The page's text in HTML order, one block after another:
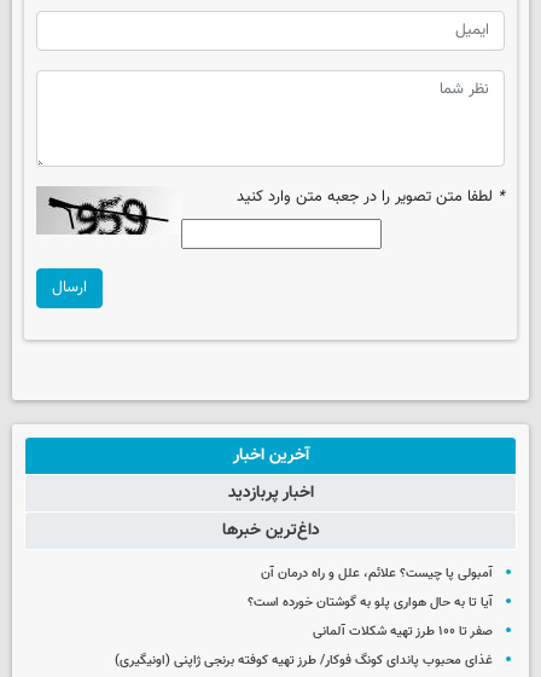
* لطفا متن تصویر را در جعبه متن وارد کنید
ارسال
آخرین اخبار
اخبار پربازدید
داغ‌ترین خبرها
آمبولی پا چیست؟ علائم، علل و راه درمان آن
آیا تا به حال هواری پلو به گوشتان خورده است؟
صفر تا ۱۰۰ طرز تهیه شکلات آلمانی
غذای محبوب پاندای کونگ فوکار/ طرز تهیه کوفته برنجی ژاپنی (اونیگیری)